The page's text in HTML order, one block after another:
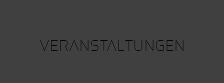
VERANSTALTUNGEN